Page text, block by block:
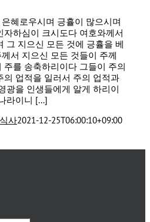
혜로우시며 긍휼이 많으시며
하심이 크시도다 여호와께서
그 지으신 모든 것에 긍휼을 베
서 지으신 모든 것들이 주께
를 송축하리이다 그들이 주의
의 업적을 일러서 주의 업적과
광을 인생들에게 알게 하리이
라이니 [...]
사2021-12-25T06:00:10+09:00